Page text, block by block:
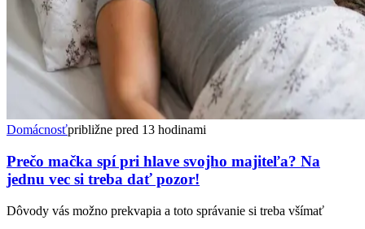
Domácnosťpribližne pred 13 hodinami
Prečo mačka spí pri hlave svojho majiteľa? Na
jednu vec si treba dať pozor!
Dôvody vás možno prekvapia a toto správanie si treba všímať